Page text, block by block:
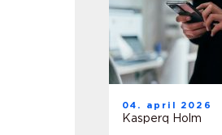
04. april 2026
Kasperq Holm